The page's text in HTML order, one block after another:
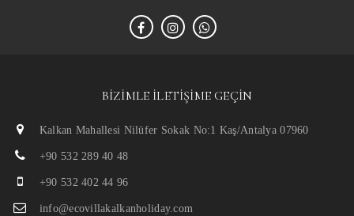
BIZIMLE İLETIŞIME GEÇIN
Kalkan Mahallesi Nilüfer Sokak No:1 Kaş/Antalya 07960
+90 532 289 40 48
+90 532 402 44 96
info@ecovillakalkanholiday.com